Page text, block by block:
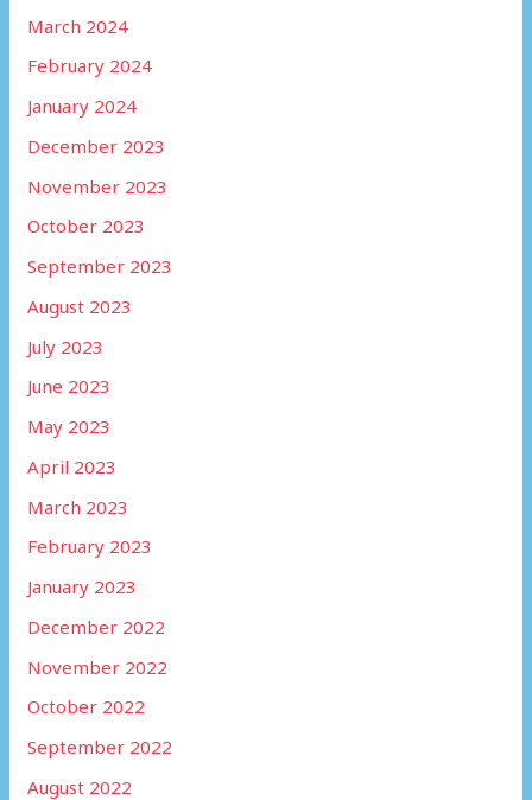
March 2024
February 2024
January 2024
December 2023
November 2023
October 2023
September 2023
August 2023
July 2023
June 2023
May 2023
April 2023
March 2023
February 2023
January 2023
December 2022
November 2022
October 2022
September 2022
August 2022